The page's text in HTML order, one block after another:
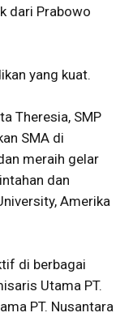
dari Prabowo
yang kuat.
Theresia, SMP
SMA di
meraih gelar
dan
Amerika
di berbagai
Utama PT.
PT. Nusantara